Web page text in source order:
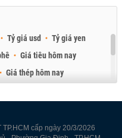
Tỷ giá usd
Tỷ giá yen
Giá tiêu hôm nay
Giá thép hôm nay
cấp ngày 20/3/2026